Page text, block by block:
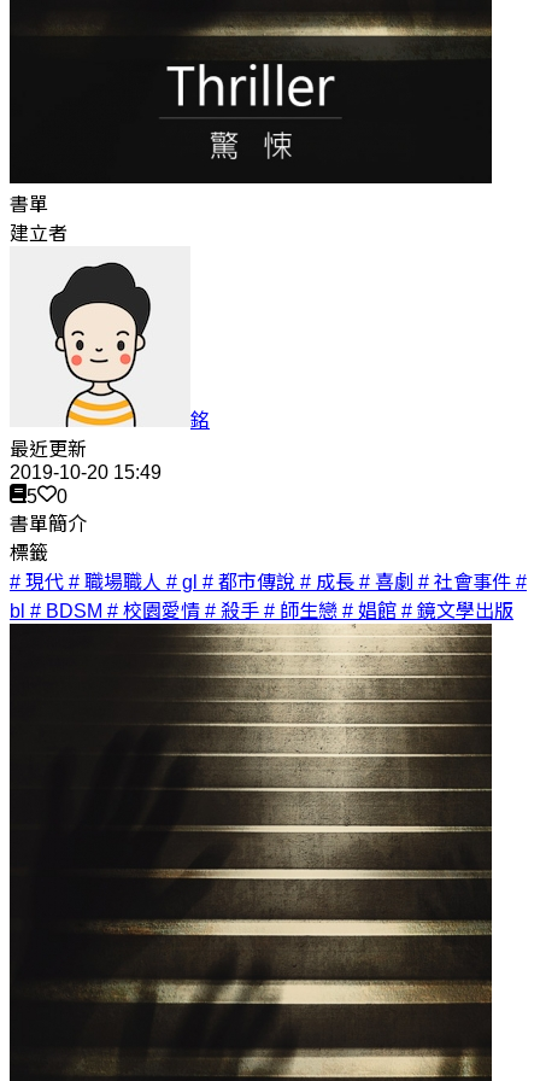
書單
建立者
銘
最近更新
2019-10-20 15:49
5
0
書單簡介
標籤
# 現代 # 職場職人 # gl # 都市傳說 # 成長 # 喜劇 # 社會事件 #
bl # BDSM # 校園愛情 # 殺手 # 師生戀 # 娼館 # 鏡文學出版